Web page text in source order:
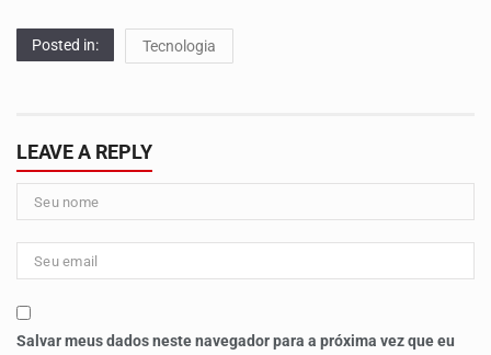
Posted in: Tecnologia
LEAVE A REPLY
Salvar meus dados neste navegador para a próxima vez que eu